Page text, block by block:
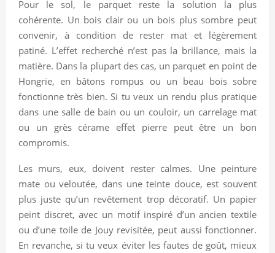
Pour le sol, le parquet reste la solution la plus
cohérente. Un bois clair ou un bois plus sombre peut
convenir, à condition de rester mat et légèrement
patiné. L’effet recherché n’est pas la brillance, mais la
matière. Dans la plupart des cas, un parquet en point de
Hongrie, en bâtons rompus ou un beau bois sobre
fonctionne très bien. Si tu veux un rendu plus pratique
dans une salle de bain ou un couloir, un carrelage mat
ou un grès cérame effet pierre peut être un bon
compromis.
Les murs, eux, doivent rester calmes. Une peinture
mate ou veloutée, dans une teinte douce, est souvent
plus juste qu’un revêtement trop décoratif. Un papier
peint discret, avec un motif inspiré d’un ancien textile
ou d’une toile de Jouy revisitée, peut aussi fonctionner.
En revanche, si tu veux éviter les fautes de goût, mieux